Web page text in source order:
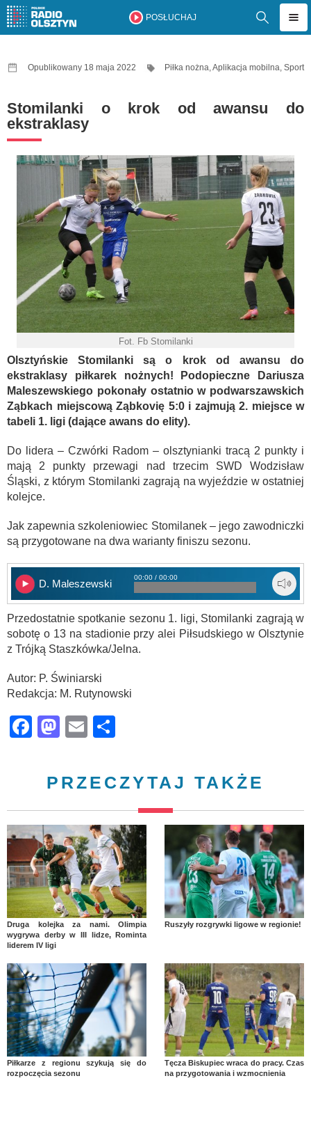
POSŁUCHAJ
Opublikowany 18 maja 2022 Piłka nożna,Aplikacja mobilna, Sport
Stomilanki o krok od awansu do
ekstraklasy
Fot. Fb Stomilanki
Olsztyńskie Stomilanki są o krok od awansu do
ekstraklasy piłkarek nożnych! Podopieczne Dariusza
Maleszewskiego pokonały ostatnio w podwarszawskich
Ząbkach miejscową Ząbkovię 5:0 i zajmują 2. miejsce w
tabeli 1. ligi (dające awans do elity).
Do lidera – Czwórki Radom – olsztynianki tracą 2 punkty i
mają 2 punkty przewagi nad trzecim SWD Wodzisław
Śląski, z którym Stomilanki zagrają na wyjeździe w ostatniej
kolejce.
Jak zapewnia szkoleniowiec Stomilanek – jego zawodniczki
są przygotowane na dwa warianty finiszu sezonu.
D. Maleszewski
00:00 / 00:00
Przedostatnie spotkanie sezonu 1. ligi, Stomilanki zagrają w
sobotę o 13 na stadionie przy alei Piłsudskiego w Olsztynie
z Trójką Staszkówka/Jelna.
Autor: P. Świniarski
Redakcja: M. Rutynowski
Facebook
Mastodon
Email
PRZECZYTAJ TAKŻE
Druga kolejka za nami. Olimpia
wygrywa derby w III lidze, Rominta
liderem IV ligi
Ruszyły rozgrywki ligowe w regionie!
Piłkarze z regionu szykują się do
rozpoczęcia sezonu
Tęcza Biskupiec wraca do pracy. Czas
na przygotowania i wzmocnienia